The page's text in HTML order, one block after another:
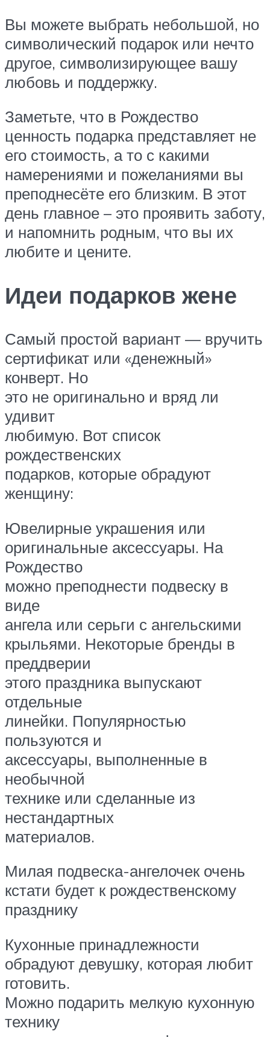
Вы можете выбрать небольшой, но
символический подарок или нечто
другое, символизирующее вашу
любовь и поддержку.
Заметьте, что в Рождество
ценность подарка представляет не
его стоимость, а то с какими
намерениями и пожеланиями вы
преподнесёте его близким. В этот
день главное – это проявить заботу,
и напомнить родным, что вы их
любите и цените.
Идеи подарков жене
Самый простой вариант — вручить
сертификат или «денежный»
конверт. Но
это не оригинально и вряд ли
удивит
любимую. Вот список
рождественских
подарков, которые обрадуют
женщину:
Ювелирные украшения или
оригинальные аксессуары. На
Рождество
можно преподнести подвеску в
виде
ангела или серьги с ангельскими
крыльями. Некоторые бренды в
преддверии
этого праздника выпускают
отдельные
линейки. Популярностью
пользуются и
аксессуары, выполненные в
необычной
технике или сделанные из
нестандартных
материалов.
Милая подвеска-ангелочек очень
кстати будет к рождественскому
празднику
Кухонные принадлежности
обрадуют девушку, которая любит
готовить.
Можно подарить мелкую кухонную
технику